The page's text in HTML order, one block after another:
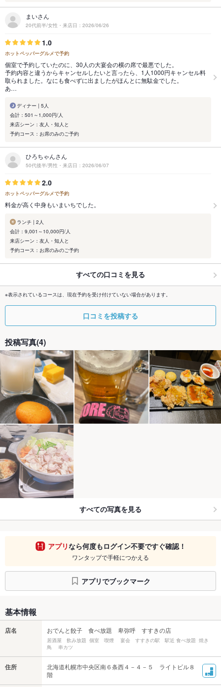
まいさん
20代前半/女性・来店日：2026/06/26
1.0
ホットペッパーグルメで予約
個室で予約していたのに、30人の大宴会の横の席で最悪でした。
予約内容と違うからキャンセルしたいと言ったら、1人1000円キャンセル料
取られました。なにも食べずに出ましたがほんとに無駄金でした。
あ…
ディナー | 5人
会計：501～1,000円/人
来店シーン：友人・知人と
予約コース：お席のみのご予約
ひろちゃんさん
50代後半/男性・来店日：2026/06/07
2.0
ホットペッパーグルメで予約
料金が高く中身もいまいちでした。
ランチ | 2人
会計：9,001～10,000円/人
来店シーン：友人・知人と
予約コース：お席のみのご予約
すべての口コミを見る
※表示されているコースは、現在予約を受け付けていない場合があります。
口コミを投稿する
投稿写真(4)
すべての写真を見る
アプリなら何度もログイン不要ですぐ確認！
ワンタップで手軽につかえる
アプリでブックマーク
基本情報
店名 おでんと餃子 食べ放題 卑弥呼 すすきの店
居酒屋 飲み放題 個室 喫煙 宴会 すすきの駅 駅近 食べ放題 焼き
鳥 串カツ
住所
北海道札幌市中央区南６条西４－４－５ ライトビル８
階